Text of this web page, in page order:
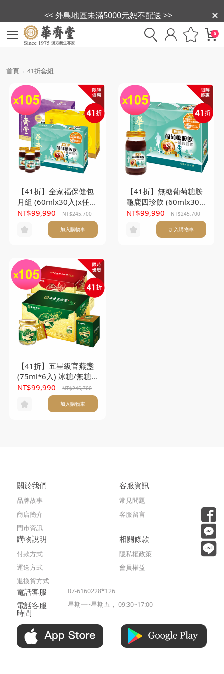
<< 外島地區未滿5000元恕不配送 >>
0
首頁 41折套組
【41折】全家福保健包
月組 (60mlx30入)x任選
105盒(本產品不附提袋)
NT$99,990 NT$245,700
加入購物車
【41折】無糖葡萄糖胺
龜鹿四珍飲 (60mlx30
入)x105盒(本產品不附
NT$99,990 NT$245,700
加入購物車
【41折】五星級官燕盞
(75ml*6入) 冰糖/無糖
任選105盒(本產品不附
NT$99,990 NT$245,700
加入購物車
關於我們
品牌故事
商店簡介
門市資訊
客服資訊
常見問題
客服留言
購物說明
付款方式
運送方式
退換貨方式
相關條款
隱私權政策
會員權益
電話客服 07-6160228*126
電話客服
時間
星期一~星期五， 09:30~17:00